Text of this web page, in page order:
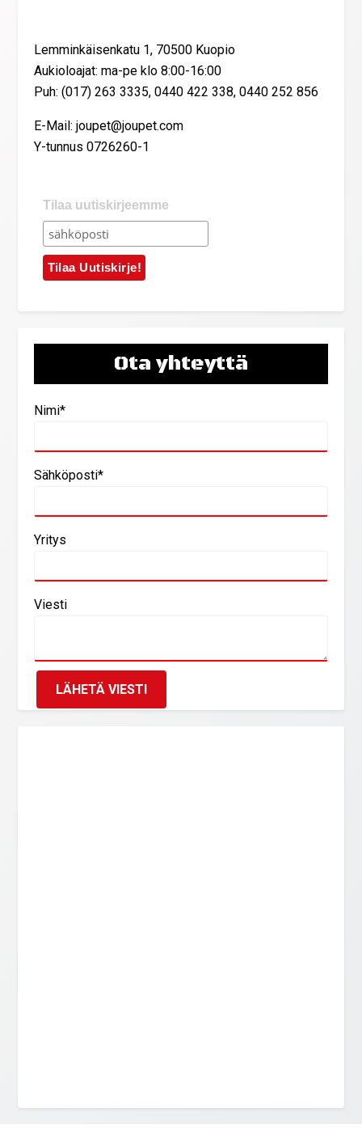
Lemminkäisenkatu 1, 70500 Kuopio
Aukioloajat: ma-pe klo 8:00-16:00
Puh: (017) 263 3335, 0440 422 338, 0440 252 856
E-Mail: joupet@joupet.com
Y-tunnus 0726260-1
Tilaa uutiskirjeemme
Ota yhteyttä
Nimi*
Sähköposti*
Yritys
Viesti